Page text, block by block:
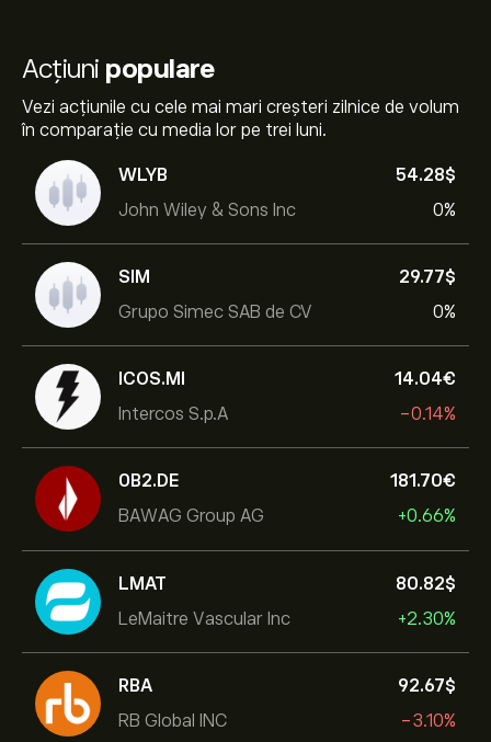
Acțiuni populare
Vezi acțiunile cu cele mai mari creșteri zilnice de volum
în comparație cu media lor pe trei luni.
WLYB
John Wiley & Sons Inc
54.28‎$‎
0%
SIM
Grupo Simec SAB de CV
29.77‎$‎
0%
ICOS.MI
Intercos S.p.A
14.04‎€‎
-0.14%
0B2.DE
BAWAG Group AG
181.70‎€‎
+0.66%
LMAT
LeMaitre Vascular Inc
80.82‎$‎
+2.30%
RBA
RB Global INC
92.67‎$‎
-3.10%